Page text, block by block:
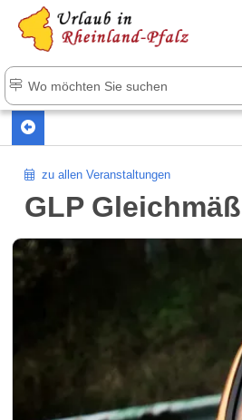
zu allen Veranstaltungen
GLP